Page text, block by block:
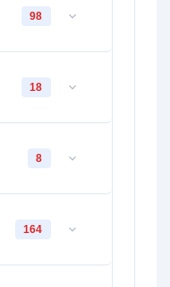
98
18
8
164